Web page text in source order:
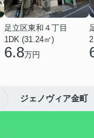
足立区東和４丁目
1DK (31.24㎡)
6.8万円
ジェノヴィア金町